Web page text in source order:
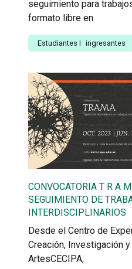
seguimiento para
formato libre en
Estudiantes I ingresantes
CONVOCATORIA T R A
SEGUIMIENTO DE
INTERDISCIPLINARIOS
Desde el Centro de
Creación, Investigación
ArtesCECIPA,